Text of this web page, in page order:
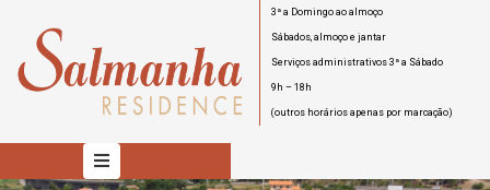
3ª a Domingo ao almoço
Sábados, almoço e jantar
Serviços administrativos 3ª a Sábado
9h – 18h
(outros horários apenas por marcação)
INÍCIO